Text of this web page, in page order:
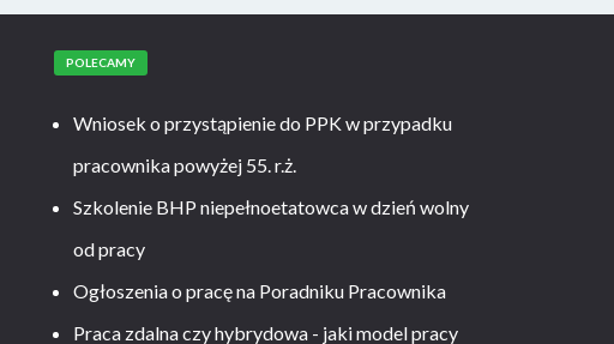
POLECAMY
Wniosek o przystąpienie do PPK w przypadku
pracownika powyżej 55. r.ż.
Szkolenie BHP niepełnoetatowca w dzień wolny
od pracy
Ogłoszenia o pracę na Poradniku Pracownika
Praca zdalna czy hybrydowa - jaki model pracy